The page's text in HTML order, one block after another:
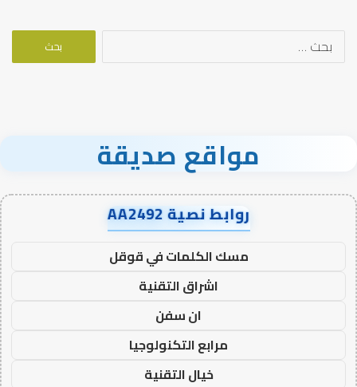
البحث
مواقع صديقة
روابط نصية AA2492
مسك الكلمات في قوقل
اشراق التقنية
ان سفن
مرابع التكنولوجيا
خيال التقنية